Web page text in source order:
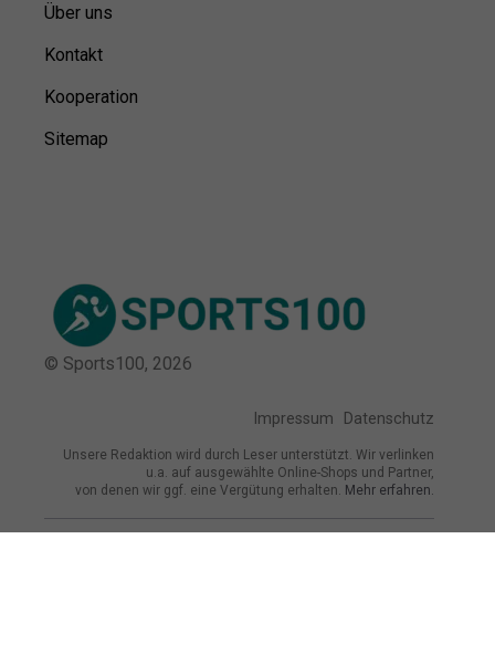
Über uns
Kontakt
Kooperation
Sitemap
© Sports100, 2026
Impressum Datenschutz
Unsere Redaktion wird durch Leser unterstützt. Wir verlinken
u.a. auf ausgewählte Online-Shops und Partner,
von denen wir ggf. eine Vergütung erhalten. Mehr erfahren.